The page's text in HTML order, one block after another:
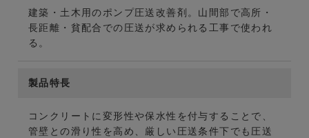
建築・土木用のポンプ圧送改善剤。山間部で高所・
長距離・貧配合での圧送が求められる工事で使われ
る。
製品特長
コンクリートに変形性や保水性を付与することで、
管壁との滑り性を高め、厳しい圧送条件下でも圧送